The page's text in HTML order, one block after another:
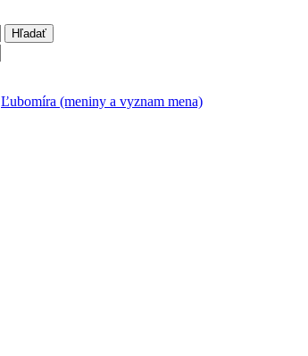
Ľubomíra (meniny a vyznam mena)